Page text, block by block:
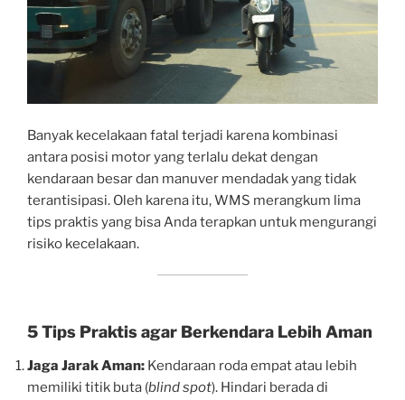
Banyak kecelakaan fatal terjadi karena kombinasi
antara posisi motor yang terlalu dekat dengan
kendaraan besar dan manuver mendadak yang tidak
terantisipasi. Oleh karena itu, WMS merangkum lima
tips praktis yang bisa Anda terapkan untuk mengurangi
risiko kecelakaan.
5 Tips Praktis agar Berkendara Lebih Aman
Jaga Jarak Aman: Kendaraan roda empat atau lebih
memiliki titik buta (blind spot). Hindari berada di